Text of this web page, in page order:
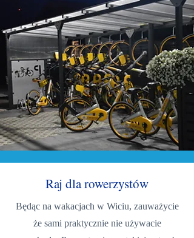
Raj dla rowerzystów
Będącna wakacjach w Wiciu, zauważycie
że sami praktycznie nie używacie